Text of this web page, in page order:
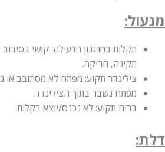
מנעול:
תקלות במנגנון הנעילה: קושי
תקינה, חריקה.
צילינדר תקוע: מפתח לא מסתובב או
מפתח נשבר בתוך הצילינדר.
בריח תקוע: לא נכנס/יוצא בקלות.
דלת: